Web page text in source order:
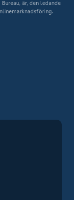
är, den ledande